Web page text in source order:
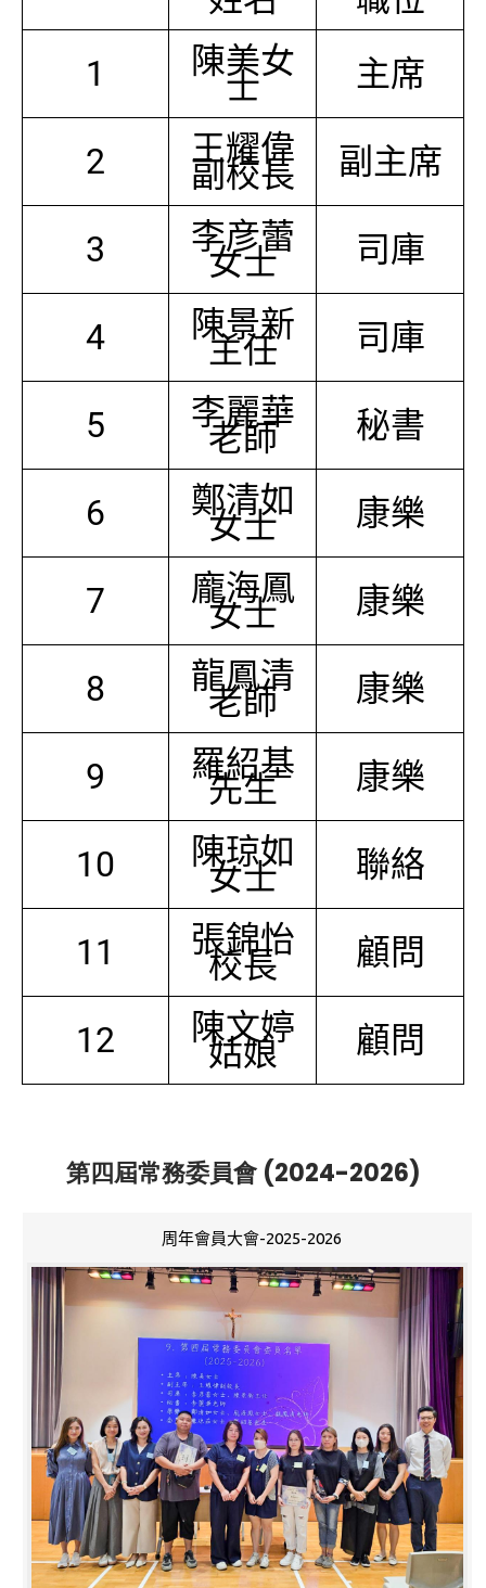
1
陳美女
士 主席
2 王耀偉
副校長 副主席
3 李彦蕾
女士 司庫
4 陳景新
主任 司庫
5 李麗華
老師 秘書
6 鄭清如
女士 康樂
7 龐海鳳
女士 康樂
8 龍鳳清
老師 康樂
9 羅紹基
先生 康樂
10 陳琼如
女士 聯絡
11 張錦怡
校長 顧問
12 陳文婷
姑娘 顧問
第四屆常務委員會 (2024-2026)
周年會員大會-2025-2026